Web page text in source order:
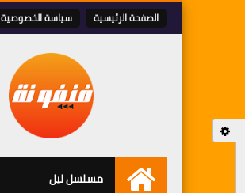
الصفحة الرئيسية سياسة الخصوصية
الرئيسية
مسلسل ليل